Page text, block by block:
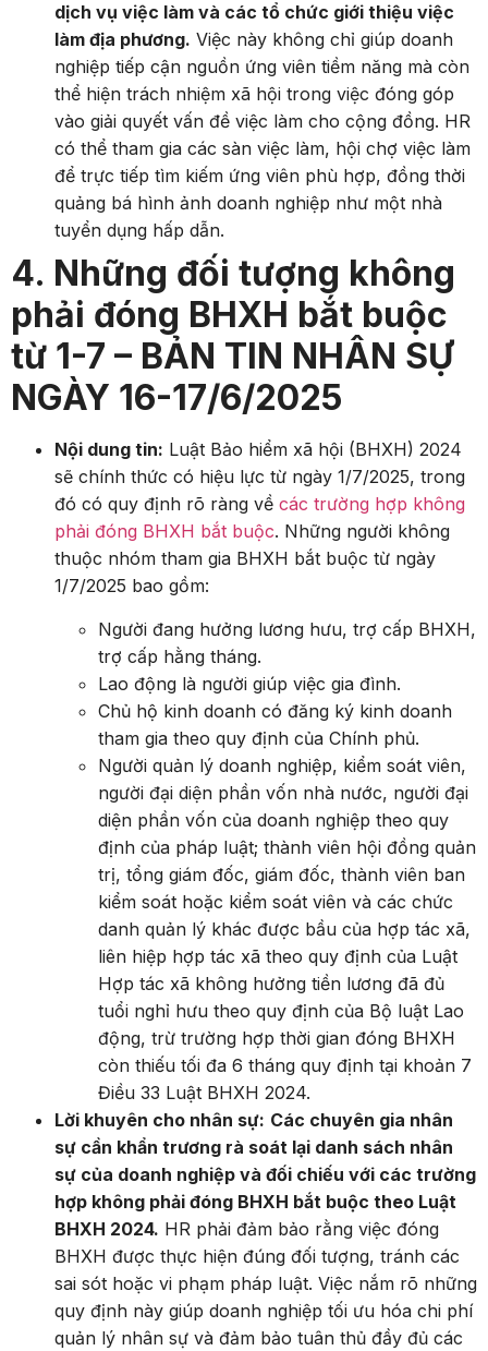
dịch vụ việc làm và các tổ chức giới thiệu việc
làm địa phương. Việc này không chỉ giúp doanh
nghiệp tiếp cận nguồn ứng viên tiềm năng mà còn
thể hiện trách nhiệm xã hội trong việc đóng góp
vào giải quyết vấn đề việc làm cho cộng đồng. HR
có thể tham gia các sàn việc làm, hội chợ việc làm
để trực tiếp tìm kiếm ứng viên phù hợp, đồng thời
quảng bá hình ảnh doanh nghiệp như một nhà
tuyển dụng hấp dẫn.
4. Những đối tượng không
phải đóng BHXH bắt buộc
từ 1-7 – BẢN TIN NHÂN SỰ
NGÀY 16-17/6/2025
Nội dung tin: Luật Bảo hiểm xã hội (BHXH) 2024
sẽ chính thức có hiệu lực từ ngày 1/7/2025, trong
đó có quy định rõ ràng về các trường hợp không
phải đóng BHXH bắt buộc. Những người không
thuộc nhóm tham gia BHXH bắt buộc từ ngày
1/7/2025 bao gồm:
Người đang hưởng lương hưu, trợ cấp BHXH,
trợ cấp hằng tháng.
Lao động là người giúp việc gia đình.
Chủ hộ kinh doanh có đăng ký kinh doanh
tham gia theo quy định của Chính phủ.
Người quản lý doanh nghiệp, kiểm soát viên,
người đại diện phần vốn nhà nước, người đại
diện phần vốn của doanh nghiệp theo quy
định của pháp luật; thành viên hội đồng quản
trị, tổng giám đốc, giám đốc, thành viên ban
kiểm soát hoặc kiểm soát viên và các chức
danh quản lý khác được bầu của hợp tác xã,
liên hiệp hợp tác xã theo quy định của Luật
Hợp tác xã không hưởng tiền lương đã đủ
tuổi nghỉ hưu theo quy định của Bộ luật Lao
động, trừ trường hợp thời gian đóng BHXH
còn thiếu tối đa 6 tháng quy định tại khoản 7
Điều 33 Luật BHXH 2024.
Lời khuyên cho nhân sự: Các chuyên gia nhân
sự cần khẩn trương rà soát lại danh sách nhân
sự của doanh nghiệp và đối chiếu với các trường
hợp không phải đóng BHXH bắt buộc theo Luật
BHXH 2024. HR phải đảm bảo rằng việc đóng
BHXH được thực hiện đúng đối tượng, tránh các
sai sót hoặc vi phạm pháp luật. Việc nắm rõ những
quy định này giúp doanh nghiệp tối ưu hóa chi phí
quản lý nhân sự và đảm bảo tuân thủ đầy đủ các